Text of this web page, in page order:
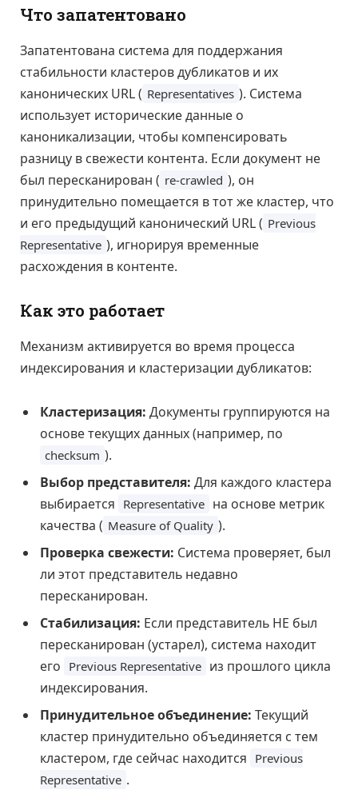
Что запатентовано
Запатентована система для поддержания
стабильности кластеров дубликатов и их
канонических URL ( Representatives ). Система
использует исторические данные о
каноникализации, чтобы компенсировать
разницу в свежести контента. Если документ не
был пересканирован ( re-crawled ), он
принудительно помещается в тот же кластер, что
и его предыдущий канонический URL ( Previous
Representative ), игнорируя временные
расхождения в контенте.
Как это работает
Механизм активируется во время процесса
индексирования и кластеризации дубликатов:
Кластеризация: Документы группируются на
основе текущих данных (например, по
checksum ).
Выбор представителя: Для каждого кластера
выбирается Representative на основе метрик
качества ( Measure of Quality ).
Проверка свежести: Система проверяет, был
ли этот представитель недавно
пересканирован.
Стабилизация: Если представитель НЕ был
пересканирован (устарел), система находит
его Previous Representative из прошлого цикла
индексирования.
Принудительное объединение: Текущий
кластер принудительно объединяется с тем
кластером, где сейчас находится Previous
Representative .